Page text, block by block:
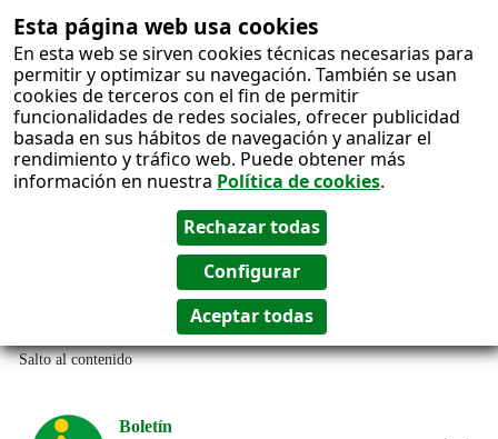
Esta página web usa cookies
En esta web se sirven cookies técnicas necesarias para
permitir y optimizar su navegación. También se usan
cookies de terceros con el fin de permitir
funcionalidades de redes sociales, ofrecer publicidad
basada en sus hábitos de navegación y analizar el
rendimiento y tráfico web. Puede obtener más
información en nuestra Política de cookies.
Salto al contenido
Boletín